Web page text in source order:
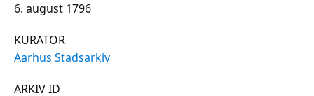
6. august 1796
KURATOR
Aarhus Stadsarkiv
ARKIV ID